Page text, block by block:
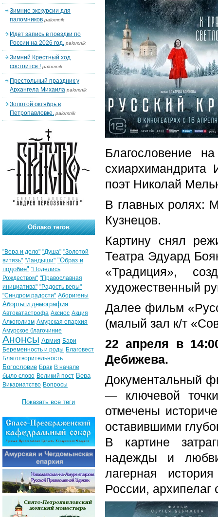
Благословение
поэт Николай
В главных ролях:
Кузнецов.
Картину снял
Театра Эдуард
«Традиция»,
художественный
Далее фильм
(малый зал к/т
22 апреля в
Дебижева.
Документальный
— ключевой
отмечены
оставившими
В картине
надежды и
лагерная
России, архипелаг
Зимние экскурсии для
паломников palomnik
Идет запись в поездки по
России на 2026 год. palomnik
Зимний Крестный ход
состоится ! palomnik
Престольный праздник у
Архангела Михаила palomnik
Золотой октябрь в
Петропавловке. palomnik
Облако тегов
"Вера и дело" "Душа" "Золотой
витязь" "Ландыши" "Образ и
подобие" "Поделись
Рождеством" "Православная
инициатива" "Радость веры"
"Синдром радости" Аборигены
Аборты и демография
Автокатастрофа Аксиос Акция
Алкоголизм Амурская епархия
Амурское благочиние
Анонсы Армия Бари
Беременность и роды Благовест
Благотворительность
Богословие Брак В начале
было слово Великий пост Вера
Викариатство Вопросы
Показать все теги